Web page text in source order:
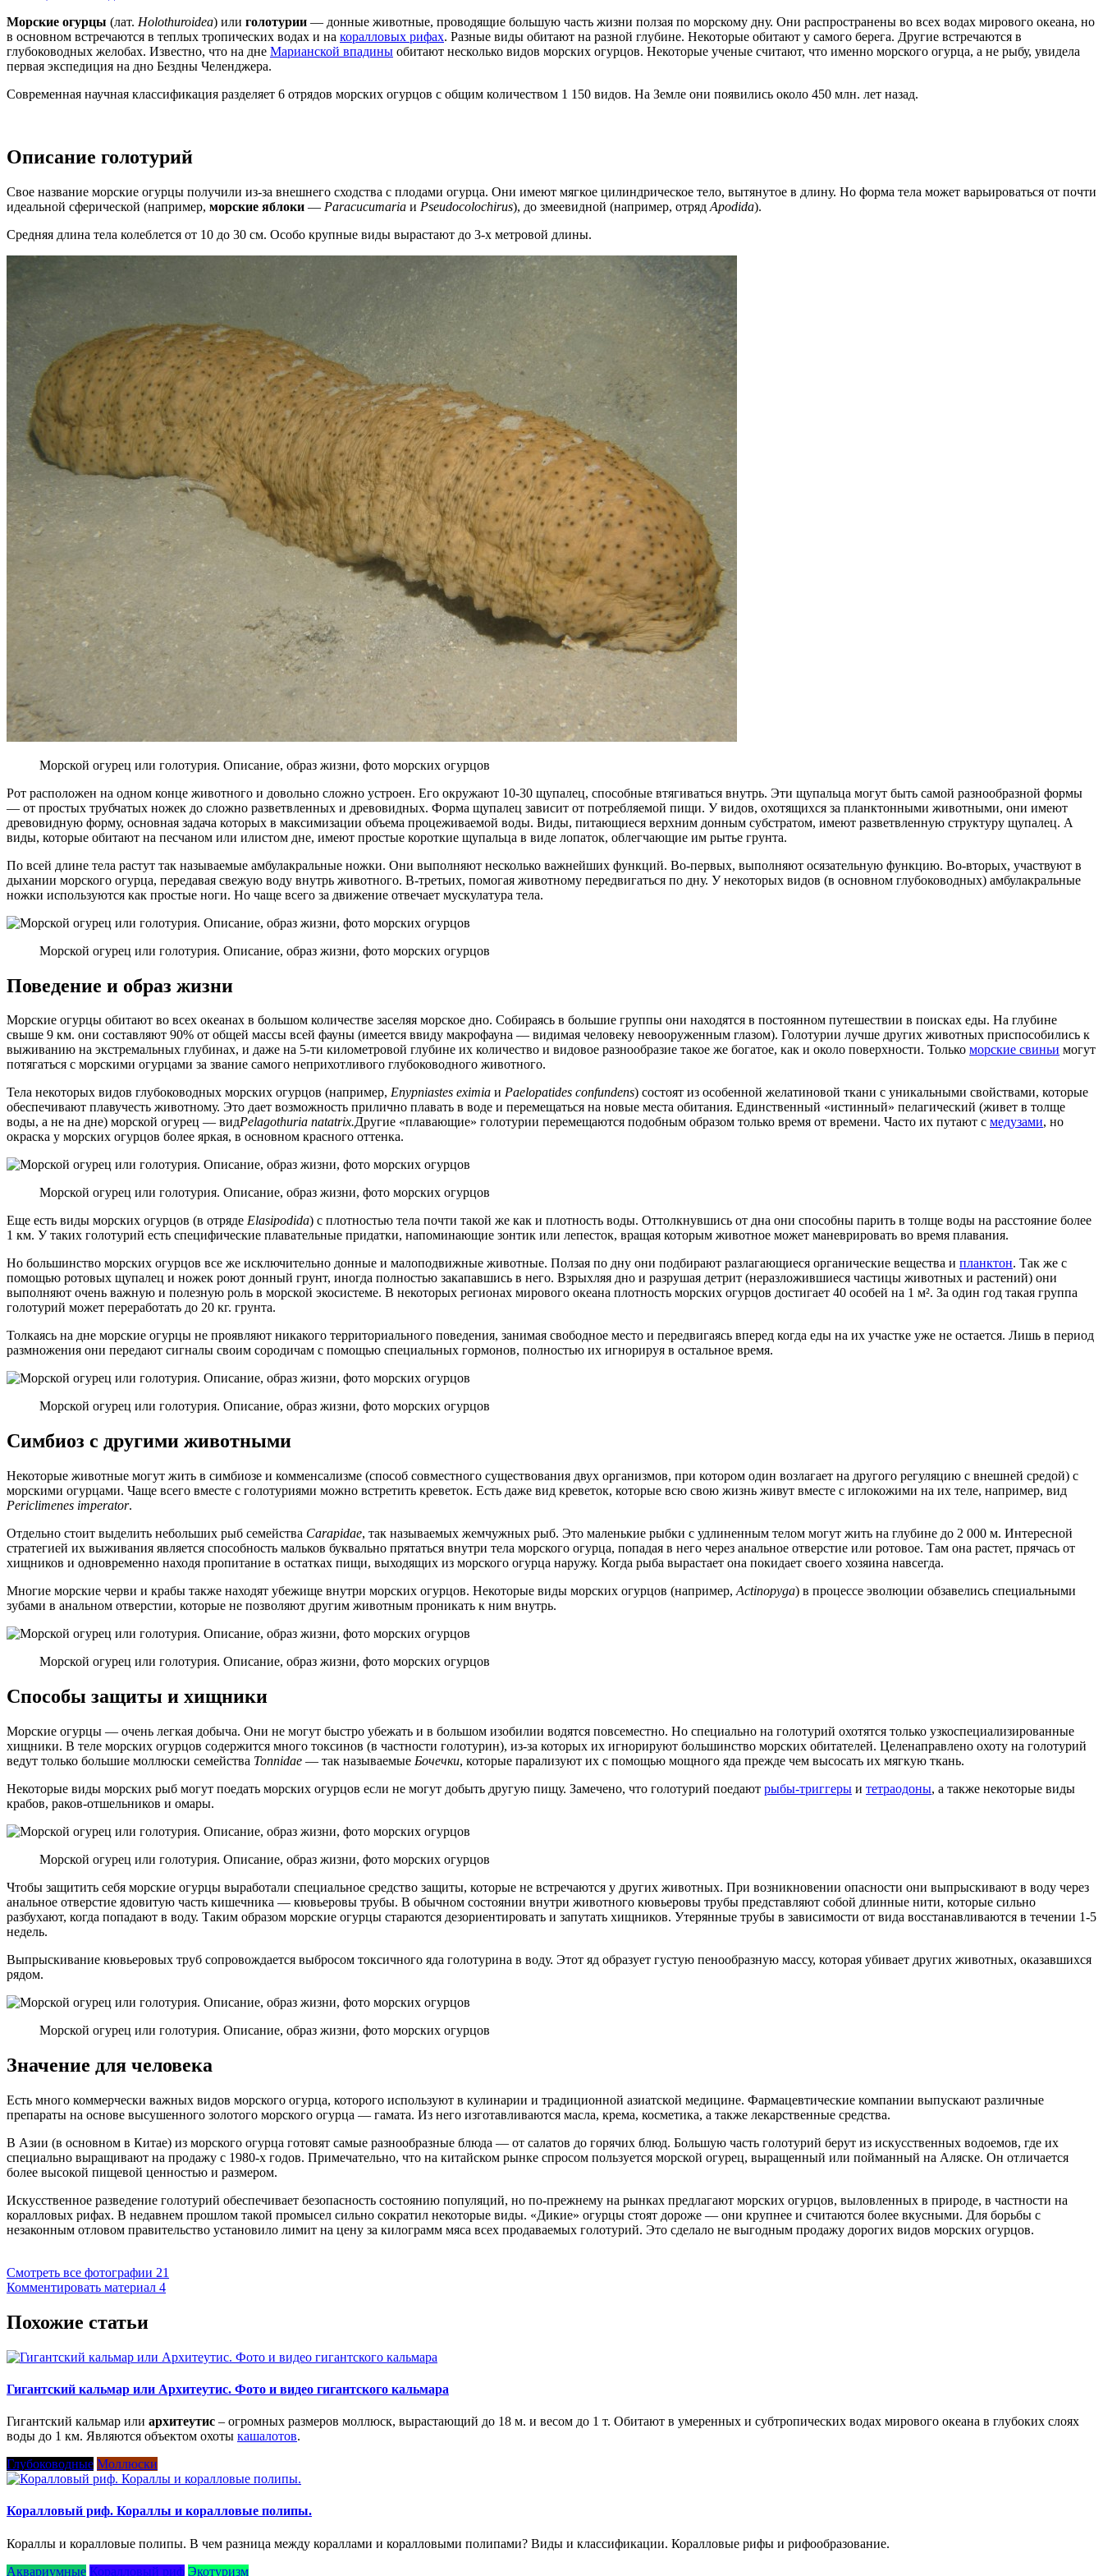
Морские огурцы (лат. Holothuroidea) или голотурии — донные животные, проводящие большую часть жизни ползая по морскому дну. Они распространены во всех водах мирового океана, но
в основном встречаются в теплых тропических водах и на коралловых рифах. Разные виды обитают на разной глубине. Некоторые обитают у самого берега. Другие встречаются в
глубоководных желобах. Известно, что на дне Марианской впадины обитают несколько видов морских огурцов. Некоторые ученые считают, что именно морского огурца, а не рыбу, увидела
первая экспедиция на дно Бездны Челенджера.
Современная научная классификация разделяет 6 отрядов морских огурцов с общим количеством 1 150 видов. На Земле они появились около 450 млн. лет назад.
Описание голотурий
Свое название морские огурцы получили из-за внешнего сходства с плодами огурца. Они имеют мягкое цилиндрическое тело, вытянутое в длину. Но форма тела может варьироваться от почти
идеальной сферической (например, морские яблоки — Paracucumaria и Pseudocolochirus), до змеевидной (например, отряд Apodida).
Средняя длина тела колеблется от 10 до 30 см. Особо крупные виды вырастают до 3-х метровой длины.
Морской огурец или голотурия. Описание, образ жизни, фото морских огурцов
Рот расположен на одном конце животного и довольно сложно устроен. Его окружают 10-30 щупалец, способные втягиваться внутрь. Эти щупальца могут быть самой разнообразной формы
— от простых трубчатых ножек до сложно разветвленных и древовидных. Форма щупалец зависит от потребляемой пищи. У видов, охотящихся за планктонными животными, они имеют
древовидную форму, основная задача которых в максимизации объема процеживаемой воды. Виды, питающиеся верхним донным субстратом, имеют разветвленную структуру щупалец. А
виды, которые обитают на песчаном или илистом дне, имеют простые короткие щупальца в виде лопаток, облегчающие им рытье грунта.
По всей длине тела растут так называемые амбулакральные ножки. Они выполняют несколько важнейших функций. Во-первых, выполняют осязательную функцию. Во-вторых, участвуют в
дыхании морского огурца, передавая свежую воду внутрь животного. В-третьих, помогая животному передвигаться по дну. У некоторых видов (в основном глубоководных) амбулакральные
ножки используются как простые ноги. Но чаще всего за движение отвечает мускулатура тела.
Морской огурец или голотурия. Описание, образ жизни, фото морских огурцов
Поведение и образ жизни
Морские огурцы обитают во всех океанах в большом количестве заселяя морское дно. Собираясь в большие группы они находятся в постоянном путешествии в поисках еды. На глубине
свыше 9 км. они составляют 90% от общей массы всей фауны (имеется ввиду макрофауна — видимая человеку невооруженным глазом). Голотурии лучше других животных приспособились к
выживанию на экстремальных глубинах, и даже на 5-ти километровой глубине их количество и видовое разнообразие такое же богатое, как и около поверхности. Только морские свиньи могут
потягаться с морскими огурцами за звание самого неприхотливого глубоководного животного.
Тела некоторых видов глубоководных морских огурцов (например, Enypniastes eximia и Paelopatides confundens) состоят из особенной желатиновой ткани с уникальными свойствами, которые
обеспечивают плавучесть животному. Это дает возможность прилично плавать в воде и перемещаться на новые места обитания. Единственный «истинный» пелагический (живет в толще
воды, а не на дне) морской огурец — видPelagothuria natatrix.Другие «плавающие» голотурии перемещаются подобным образом только время от времени. Часто их путают с медузами, но
окраска у морских огурцов более яркая, в основном красного оттенка.
Морской огурец или голотурия. Описание, образ жизни, фото морских огурцов
Еще есть виды морских огурцов (в отряде Elasipodida) с плотностью тела почти такой же как и плотность воды. Оттолкнувшись от дна они способны парить в толще воды на расстояние более
1 км. У таких голотурий есть специфические плавательные придатки, напоминающие зонтик или лепесток, вращая которым животное может маневрировать во время плавания.
Но большинство морских огурцов все же исключительно донные и малоподвижные животные. Ползая по дну они подбирают разлагающиеся органические вещества и планктон. Так же с
помощью ротовых щупалец и ножек роют донный грунт, иногда полностью закапавшись в него. Взрыхляя дно и разрушая детрит (неразложившиеся частицы животных и растений) они
выполняют очень важную и полезную роль в морской экосистеме. В некоторых регионах мирового океана плотность морских огурцов достигает 40 особей на 1 м². За один год такая группа
голотурий может переработать до 20 кг. грунта.
Толкаясь на дне морские огурцы не проявляют никакого территориального поведения, занимая свободное место и передвигаясь вперед когда еды на их участке уже не остается. Лишь в период
размножения они передают сигналы своим сородичам с помощью специальных гормонов, полностью их игнорируя в остальное время.
Морской огурец или голотурия. Описание, образ жизни, фото морских огурцов
Симбиоз с другими животными
Некоторые животные могут жить в симбиозе и комменсализме (способ совместного существования двух организмов, при котором один возлагает на другого регуляцию с внешней средой) с
морскими огурцами. Чаще всего вместе с голотуриями можно встретить креветок. Есть даже вид креветок, которые всю свою жизнь живут вместе с иглокожими на их теле, например, вид
Periclimenes imperator.
Отдельно стоит выделить небольших рыб семейства Carapidae, так называемых жемчужных рыб. Это маленькие рыбки с удлиненным телом могут жить на глубине до 2 000 м. Интересной
стратегией их выживания является способность мальков буквально прятаться внутри тела морского огурца, попадая в него через анальное отверстие или ротовое. Там она растет, прячась от
хищников и одновременно находя пропитание в остатках пищи, выходящих из морского огурца наружу. Когда рыба вырастает она покидает своего хозяина навсегда.
Многие морские черви и крабы также находят убежище внутри морских огурцов. Некоторые виды морских огурцов (например, Actinopyga) в процессе эволюции обзавелись специальными
зубами в анальном отверстии, которые не позволяют другим животным проникать к ним внутрь.
Морской огурец или голотурия. Описание, образ жизни, фото морских огурцов
Способы защиты и хищники
Морские огурцы — очень легкая добыча. Они не могут быстро убежать и в большом изобилии водятся повсеместно. Но специально на голотурий охотятся только узкоспециализированные
хищники. В теле морских огурцов содержится много токсинов (в частности голотурин), из-за которых их игнорируют большинство морских обитателей. Целенаправлено охоту на голотурий
ведут только большие моллюски семейства Tonnidae — так называемые Бочечки, которые парализуют их с помощью мощного яда прежде чем высосать их мягкую ткань.
Некоторые виды морских рыб могут поедать морских огурцов если не могут добыть другую пищу. Замечено, что голотурий поедают рыбы-триггеры и тетраодоны, а также некоторые виды
крабов, раков-отшельников и омары.
Морской огурец или голотурия. Описание, образ жизни, фото морских огурцов
Чтобы защитить себя морские огурцы выработали специальное средство защиты, которые не встречаются у других животных. При возникновении опасности они выпрыскивают в воду через
анальное отверстие ядовитую часть кишечника — кювьеровы трубы. В обычном состоянии внутри животного кювьеровы трубы представляют собой длинные нити, которые сильно
разбухают, когда попадают в воду. Таким образом морские огурцы стараются дезориентировать и запутать хищников. Утерянные трубы в зависимости от вида восстанавливаются в течении 1-5
недель.
Выпрыскивание кювьеровых труб сопровождается выбросом токсичного яда голотурина в воду. Этот яд образует густую пенообразную массу, которая убивает других животных, оказавшихся
рядом.
Морской огурец или голотурия. Описание, образ жизни, фото морских огурцов
Значение для человека
Есть много коммерчески важных видов морского огурца, которого используют в кулинарии и традиционной азиатской медицине. Фармацевтические компании выпускают различные
препараты на основе высушенного золотого морского огурца — гамата. Из него изготавливаются масла, крема, косметика, а также лекарственные средства.
В Азии (в основном в Китае) из морского огурца готовят самые разнообразные блюда — от салатов до горячих блюд. Большую часть голотурий берут из искусственных водоемов, где их
специально выращивают на продажу с 1980-х годов. Примечательно, что на китайском рынке спросом пользуется морской огурец, выращенный или пойманный на Аляске. Он отличается
более высокой пищевой ценностью и размером.
Искусственное разведение голотурий обеспечивает безопасность состоянию популяций, но по-прежнему на рынках предлагают морских огурцов, выловленных в природе, в частности на
коралловых рифах. В недавнем прошлом такой промысел сильно сократил некоторые виды. «Дикие» огурцы стоят дороже — они крупнее и считаются более вкусными. Для борьбы с
незаконным отловом правительство установило лимит на цену за килограмм мяса всех продаваемых голотурий. Это сделало не выгодным продажу дорогих видов морских огурцов.
Смотреть все фотографии 21
Комментировать материал 4
Похожие статьи
Гигантский кальмар или Архитеутис. Фото и видео гигантского кальмара
Гигантский кальмар или архитеутис – огромных размеров моллюск, вырастающий до 18 м. и весом до 1 т. Обитают в умеренных и субтропических водах мирового океана в глубоких слоях
воды до 1 км. Являются объектом охоты кашалотов.
Глубоководные Моллюски
Коралловый риф. Кораллы и коралловые полипы.
Кораллы и коралловые полипы. В чем разница между кораллами и коралловыми полипами? Виды и классификации. Коралловые рифы и рифообразование.
Аквариумные Коралловый риф Экотуризм